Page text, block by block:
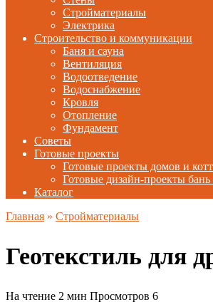
Стройматериалы
Электрика
Строительство и коммуникации
Баня и сауна
Вентиляция
Водоотведение
Водоснабжение
Кровля
Отопление
Фундамент
Советы
Готовые проекты
Готовые проекты домов и
Готовые дизайн-проекты бань
Каталог
Главная » Стройматериалы
Геотекстиль для
На чтение 2 мин Просмотров 6